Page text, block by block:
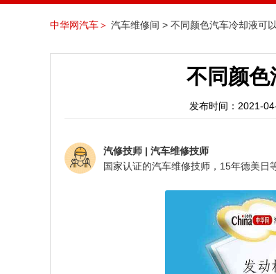
中华网汽车＞ 汽车维修间 > 不同颜色汽车冷却液可
不同颜色
发布时间：2021-
汽修技师 | 汽车维修技师